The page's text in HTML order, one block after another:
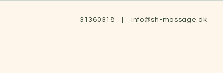
31360318 | info@sh-massage.dk